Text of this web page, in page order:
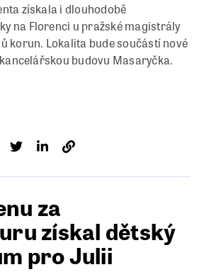
získala i dlouhodobě
na Florenci u pražské magistrály
korun. Lokalita bude součástí nové
budovu Masaryčka.
za
získal dětský
pro Julii